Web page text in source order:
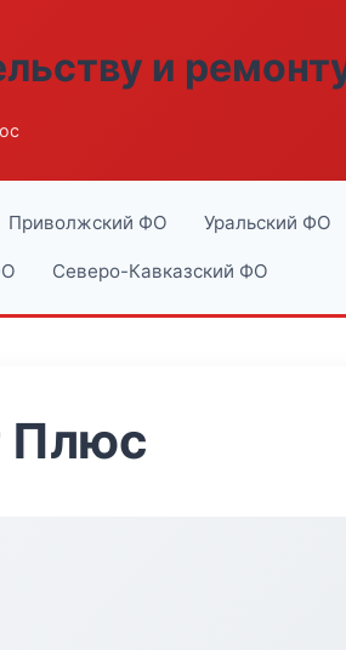
и
Приволжский ФО Уральский ФО
Северо-Кавказский ФО
Плюс